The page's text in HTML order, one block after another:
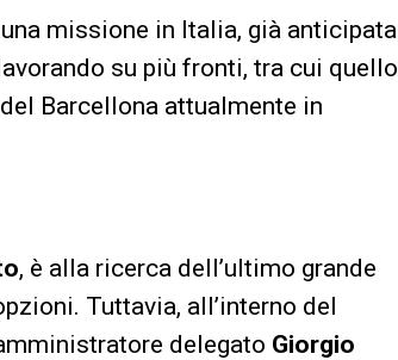
missione in Italia, già anticipata
su più fronti, tra cui quello
Barcellona attualmente in
, è alla ricerca dell’ultimo grande
Tuttavia, all’interno del
delegato Giorgio